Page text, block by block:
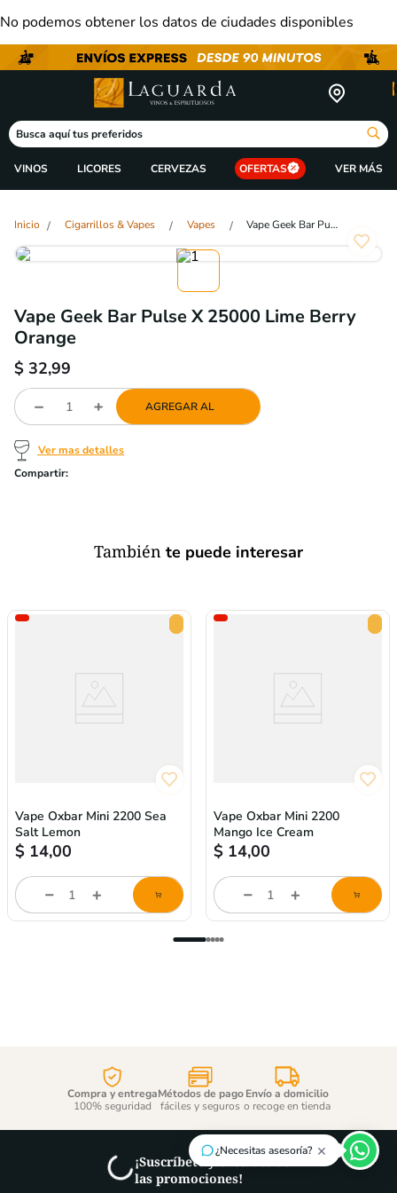
No podemos obtener los datos de ciudades disponibles
Busca aquí tus preferidos
VINOS LICORES CERVEZAS OFERTAS
¿Necesitas asesoría? ×
Cigarrillos & Vapes Vapes Vape Geek Bar Pulse X 25000 Lime Berry Orange
Vape Geek Bar Pulse X 25000 Lime Berry
Orange
$ 32,99
AGREGAR AL
Ver mas detalles
También te puede interesar
Vape Oxbar Mini 2200 Sea
Salt Lemon
$ 14,00
Cantidad
producto
Vape Oxbar Mini 2200
Mango Ice Cream
$ 14,00
Cantidad
producto
Compra y entrega
100% seguridad
Métodos de pago
fáciles y seguros
Envío a domicilio
o recoge en tienda
¡Suscríbete y entérate de
las promociones!